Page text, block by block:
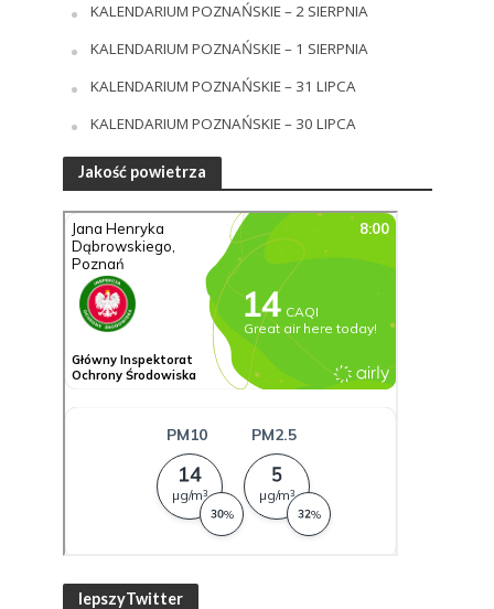
KALENDARIUM POZNAŃSKIE – 2 SIERPNIA
KALENDARIUM POZNAŃSKIE – 1 SIERPNIA
KALENDARIUM POZNAŃSKIE – 31 LIPCA
KALENDARIUM POZNAŃSKIE – 30 LIPCA
Jakość powietrza
lepszyTwitter